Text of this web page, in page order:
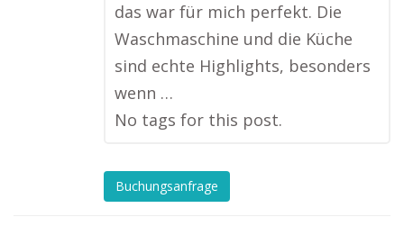
das war für mich perfekt. Die
Waschmaschine und die Küche
sind echte Highlights, besonders
wenn …
No tags for this post.
Buchungsanfrage